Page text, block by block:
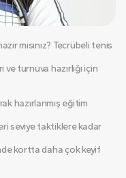
mısınız? Tecrübeli tenis
turnuva hazırlığı için
hazırlanmış eğitim
seviye taktiklere kadar
kortta daha çok keyif